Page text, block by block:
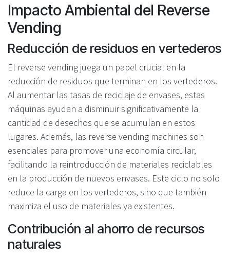
Impacto Ambiental del Reverse
Vending
Reducción de residuos en vertederos
El reverse vending juega un papel crucial en la
reducción de residuos que terminan en los vertederos.
Al aumentar las tasas de reciclaje de envases, estas
máquinas ayudan a disminuir significativamente la
cantidad de desechos que se acumulan en estos
lugares. Además, las reverse vending machines son
esenciales para promover una economía circular,
facilitando la reintroducción de materiales reciclables
en la producción de nuevos envases. Este ciclo no solo
reduce la carga en los vertederos, sino que también
maximiza el uso de materiales ya existentes.
Contribución al ahorro de recursos
naturales